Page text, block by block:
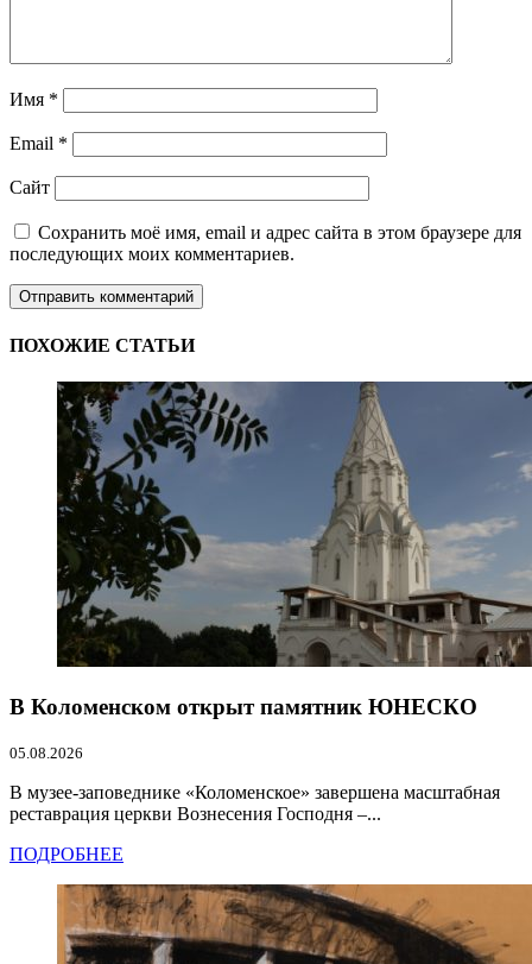
Имя *
Email *
Сайт
Сохранить моё имя, email и адрес сайта в этом браузере для
последующих моих комментариев.
ПОХОЖИЕ СТАТЬИ
В Коломенском открыт памятник ЮНЕСКО
05.08.2026
В музее-заповеднике «Коломенское» завершена масштабная
реставрация церкви Вознесения Господня –...
ПОДРОБНЕЕ